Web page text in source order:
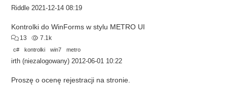
Riddle 2021-12-14 08:19
Kontrolki do WinForms w stylu METRO UI
13
7.1k
c#
kontrolki win7 metro
irth (niezalogowany) 2012-06-01 10:22
Proszę o ocenę rejestracji na stronie.